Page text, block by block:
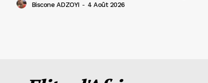
Biscone ADZOYI - 4 Août 2026